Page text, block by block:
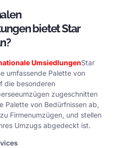
bietet Star
UmsiedlungenStar
umfassende Palette von
die besonderen
zugeschnitten
Palette von Bedürfnissen ab,
Firmenumzügen, und stellen
Umzugs abgedeckt ist.